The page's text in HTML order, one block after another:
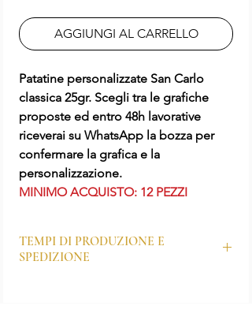
AGGIUNGI AL CARRELLO
Patatine personalizzate San Carlo
classica 25gr. Scegli tra le grafiche
proposte ed entro 48h lavorative
riceverai su WhatsApp la bozza per
confermare la grafica e la
personalizzazione.
MINIMO ACQUISTO: 12 PEZZI
TEMPI DI PRODUZIONE E
SPEDIZIONE